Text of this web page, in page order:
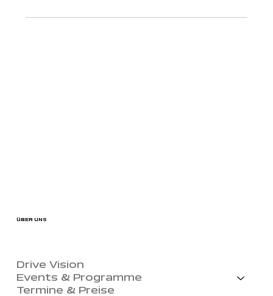
ÜBER UNS
Drive Vision
Events & Programme
Termine & Preise